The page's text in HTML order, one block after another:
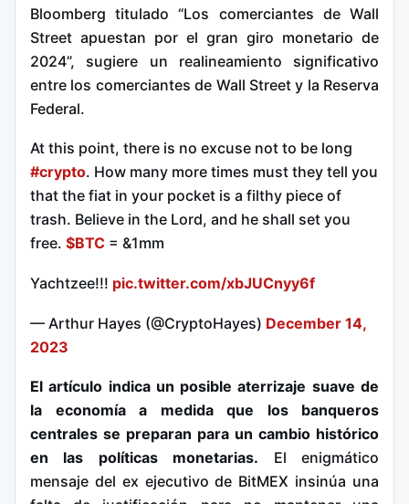
Bloomberg titulado “Los comerciantes de Wall
Street apuestan por el gran giro monetario de
2024”, sugiere un realineamiento significativo
entre los comerciantes de Wall Street y la Reserva
Federal.
At this point, there is no excuse not to be long
#crypto. How many more times must they tell you
that the fiat in your pocket is a filthy piece of
trash. Believe in the Lord, and he shall set you
free. $BTC = &1mm
Yachtzee!!! pic.twitter.com/xbJUCnyy6f
— Arthur Hayes (@CryptoHayes) December 14,
2023
El artículo indica un posible aterrizaje suave de
la economía a medida que los banqueros
centrales se preparan para un cambio histórico
en las políticas monetarias. El enigmático
mensaje del ex ejecutivo de BitMEX insinúa una